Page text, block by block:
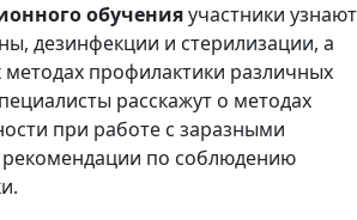
обученияучастники узнают
дезинфекции и стерилизации, а
профилактики различных
расскажут о методах
при работе с заразными
рекомендации по соблюдению